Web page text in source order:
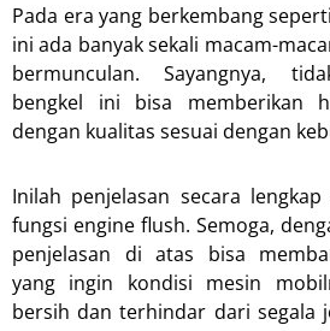
Pada era yang berkembang
ini ada banyak sekali macam-
bermunculan. Sayangnya,
bengkel ini bisa memberikan
dengan kualitas sesuai dengan
Inilah penjelasan secara lengkap
fungsi engine flush. Semoga,
penjelasan di atas bisa
yang ingin kondisi mesin
bersih dan terhindar dari segala